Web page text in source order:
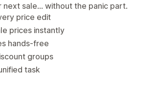
sale... without the panic part.
price edit
prices instantly
hands‑free
groups
task